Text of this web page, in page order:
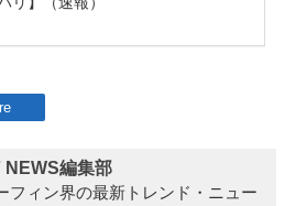
編集部
フィン界の最新トレンド・ニュー